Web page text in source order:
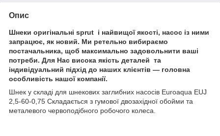
Опис
Шнеки оригінальні sprut і найвищої якості, насос із ними
запрацює, як новий. Ми ретельно вибираємо
постачальника, щоб максимально задовольнити ваші
потреби. Для Нас висока якість деталей та
індивідуальний підхід до наших клієнтів — головна
особливість нашої компанії.
Шнек у складі для шнекових заглибних насосів Euroaqua EUJ
2,5-60-0,75 Складається з гумової двозахідної обойми та
металевого червоподібного робочого колеса.